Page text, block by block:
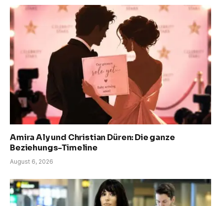
Amira Aly und Christian Düren: Die ganze
Beziehungs-Timeline
August 6, 2026